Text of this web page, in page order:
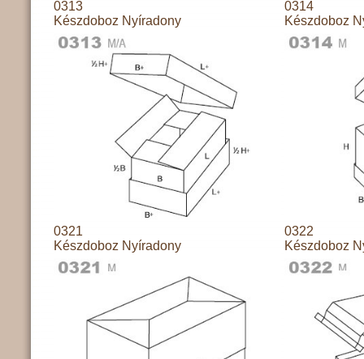
0313
Készdoboz Nyíradony
0314
Készdoboz
0321
Készdoboz Nyíradony
0322
Készdoboz